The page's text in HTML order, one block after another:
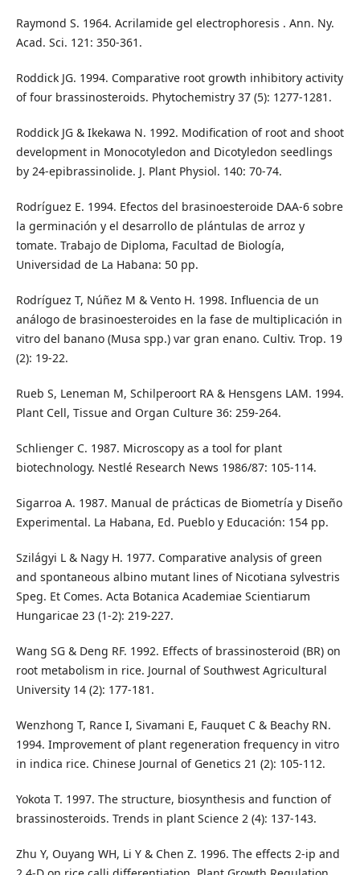
Raymond S. 1964. Acrilamide gel electrophoresis . Ann. Ny.
Acad. Sci. 121: 350-361.
Roddick JG. 1994. Comparative root growth inhibitory activity
of four brassinosteroids. Phytochemistry 37 (5): 1277-1281.
Roddick JG & Ikekawa N. 1992. Modification of root and shoot
development in Monocotyledon and Dicotyledon seedlings
by 24-epibrassinolide. J. Plant Physiol. 140: 70-74.
Rodríguez E. 1994. Efectos del brasinoesteroide DAA-6 sobre
la germinación y el desarrollo de plántulas de arroz y
tomate. Trabajo de Diploma, Facultad de Biología,
Universidad de La Habana: 50 pp.
Rodríguez T, Núñez M & Vento H. 1998. Influencia de un
análogo de brasinoesteroides en la fase de multiplicación in
vitro del banano (Musa spp.) var gran enano. Cultiv. Trop. 19
(2): 19-22.
Rueb S, Leneman M, Schilperoort RA & Hensgens LAM. 1994.
Plant Cell, Tissue and Organ Culture 36: 259-264.
Schlienger C. 1987. Microscopy as a tool for plant
biotechnology. Nestlé Research News 1986/87: 105-114.
Sigarroa A. 1987. Manual de prácticas de Biometría y Diseño
Experimental. La Habana, Ed. Pueblo y Educación: 154 pp.
Szilágyi L & Nagy H. 1977. Comparative analysis of green
and spontaneous albino mutant lines of Nicotiana sylvestris
Speg. Et Comes. Acta Botanica Academiae Scientiarum
Hungaricae 23 (1-2): 219-227.
Wang SG & Deng RF. 1992. Effects of brassinosteroid (BR) on
root metabolism in rice. Journal of Southwest Agricultural
University 14 (2): 177-181.
Wenzhong T, Rance I, Sivamani E, Fauquet C & Beachy RN.
1994. Improvement of plant regeneration frequency in vitro
in indica rice. Chinese Journal of Genetics 21 (2): 105-112.
Yokota T. 1997. The structure, biosynthesis and function of
brassinosteroids. Trends in plant Science 2 (4): 137-143.
Zhu Y, Ouyang WH, Li Y & Chen Z. 1996. The effects 2-ip and